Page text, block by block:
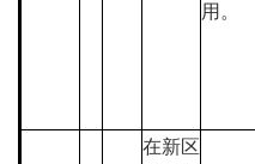
用。
在新区